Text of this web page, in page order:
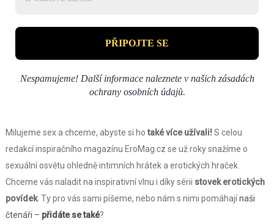
Nespamujeme! Další informace naleznete v našich zásadách
ochrany osobních údajů.
Milujeme sex a chceme, abyste si hotaké více užívali!S celou
redakcí inspiračního magazínu EroMag.cz se už roky snažíme o
sexuální osvětu ohledně intimních hrátek a erotických hraček.
Chceme vás naladit na inspirativní vlnu i díky sérii stovek erotických
povídek. Ty pro vás sami píšeme, nebo nám s nimi pomáhajínaši
čtenáři – přidáte se také?